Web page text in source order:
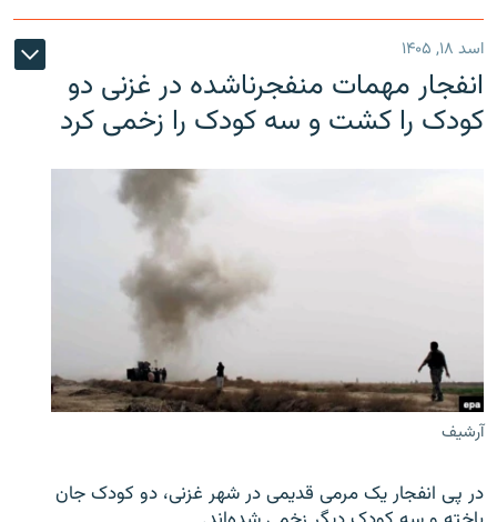
اسد ۱۸, ۱۴۰۵
انفجار مهمات منفجرناشده در غزنی دو
کودک را کشت و سه کودک را زخمی کرد
آرشیف
در پی انفجار یک مرمی قدیمی در شهر غزنی، دو کودک جان